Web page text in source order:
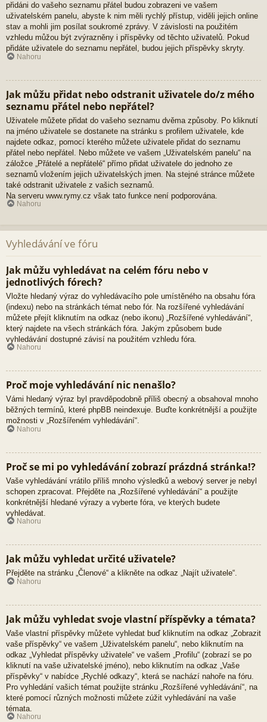
přidáni do vašeho seznamu přátel budou zobrazeni ve vašem
uživatelském panelu, abyste k nim měli rychlý přístup, viděli jejich online
stav a mohli jim posílat soukromé zprávy. V závislosti na použitém
vzhledu můžou být zvýrazněny i příspěvky od těchto uživatelů. Pokud
přidáte uživatele do seznamu nepřátel, budou jejich příspěvky skryty.
Nahoru
Jak můžu přidat nebo odstranit uživatele do/z mého
seznamu přátel nebo nepřátel?
Uživatele můžete přidat do vašeho seznamu dvěma způsoby. Po kliknutí
na jméno uživatele se dostanete na stránku s profilem uživatele, kde
najdete odkaz, pomocí kterého můžete uživatele přidat do seznamu
přátel nebo nepřátel. Nebo můžete ve vašem „Uživatelském panelu“ na
záložce „Přátelé a nepřátelé“ přímo přidat uživatele do jednoho ze
seznamů vložením jejich uživatelských jmen. Na stejné stránce můžete
také odstranit uživatele z vašich seznamů.
Na serveru www.rymy.cz však tato funkce není podporována.
Nahoru
Vyhledávání ve fóru
Jak můžu vyhledávat na celém fóru nebo v
jednotlivých fórech?
Vložte hledaný výraz do vyhledávacího pole umístěného na obsahu fóra
(indexu) nebo na stránkách témat nebo fór. Na rozšířené vyhledávání
můžete přejít kliknutím na odkaz (nebo ikonu) „Rozšířené vyhledávání“,
který najdete na všech stránkách fóra. Jakým způsobem bude
vyhledávání dostupné závisí na použitém vzhledu fóra.
Nahoru
Proč moje vyhledávání nic nenašlo?
Vámi hledaný výraz byl pravděpodobně příliš obecný a obsahoval mnoho
běžných termínů, které phpBB neindexuje. Buďte konkrétnější a použijte
možnosti v „Rozšířeném vyhledávání“.
Nahoru
Proč se mi po vyhledávání zobrazí prázdná stránka!?
Vaše vyhledávání vrátilo příliš mnoho výsledků a webový server je nebyl
schopen zpracovat. Přejděte na „Rozšířené vyhledávání“ a použijte
konkrétnější hledané výrazy a vyberte fóra, ve kterých budete
vyhledávat.
Nahoru
Jak můžu vyhledat určité uživatele?
Přejděte na stránku „Členové“ a klikněte na odkaz „Najít uživatele“.
Nahoru
Jak můžu vyhledat svoje vlastní příspěvky a témata?
Vaše vlastní příspěvky můžete vyhledat buď kliknutím na odkaz „Zobrazit
vaše příspěvky“ ve vašem „Uživatelském panelu“, nebo kliknutím na
odkaz „Vyhledat příspěvky uživatele“ ve vašem „Profilu“ (zobrazí se po
kliknutí na vaše uživatelské jméno), nebo kliknutím na odkaz „Vaše
příspěvky“ v nabídce „Rychlé odkazy“, která se nachází nahoře na fóru.
Pro vyhledání vašich témat použijte stránku „Rozšířené vyhledávání“, na
které pomocí různých možnosti můžete zúžit vyhledávání na vaše
témata.
Nahoru